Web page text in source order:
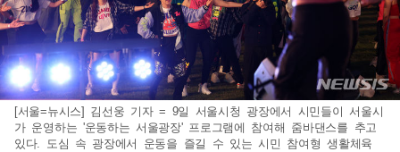
[서울=뉴시스] 김선웅 기자 = 9일 서울시청 광장에서 시민들이 서울시
가 운영하는 '운동하는 서울광장' 프로그램에 참여해 줌바댄스를 추고
있다. 도심 속 광장에서 운동을 즐길 수 있는 시민 참여형 생활체육